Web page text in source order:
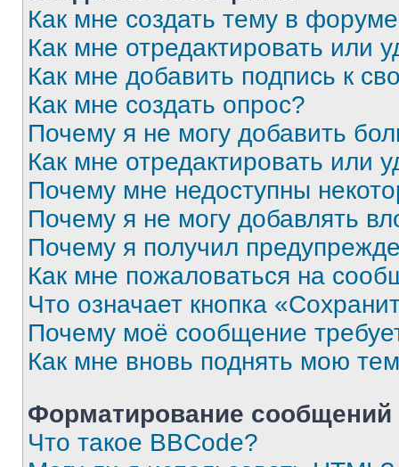
Как мне создать тему в
Как мне отредактировать или
Как мне добавить подпись к
Как мне создать опрос?
Почему я не могу добавить
Как мне отредактировать или
Почему мне недоступны
Почему я не могу добавлять
Почему я получил
Как мне пожаловаться на
Что означает кнопка
Почему моё сообщение
Как мне вновь поднять мою
Форматирование
Что такое BBCode?